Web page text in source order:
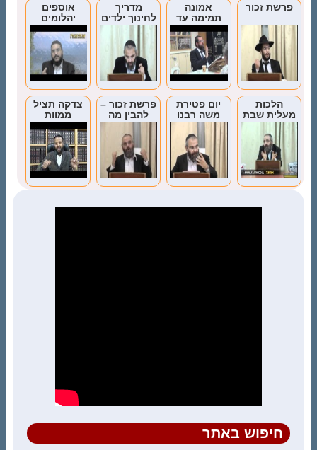
פרשת זכור
אמונה
תמימה עד
יום המיתה
מדריך
לחינוך ילדים
מתוך פרשת
תולדות
אוספים
יהלומים
הלכות
מעלית שבת
יום פטירת
משה רבנו
פרשת זכור –
להבין מה
אנחנו
קוראים
צדקה תציל
ממוות
חיפוש באתר